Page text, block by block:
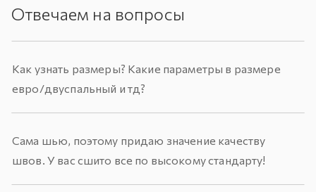
Отвечаем на вопросы
Как узнать размеры? Какие параметры в размере
евро/двуспальный и тд?
Сама шью, поэтому придаю значение качеству
швов. У вас сшито все по высокому стандарту!